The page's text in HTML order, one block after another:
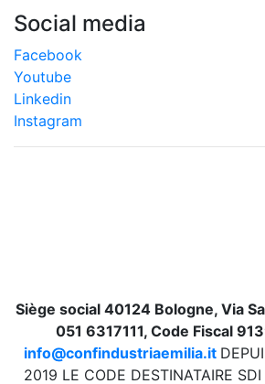
Social media
Facebook
Youtube
Linkedin
Instagram
Siège social 40124 Bologne, Via
051 6317111, Code Fiscal
info@confindustriaemilia.it
2019 LE CODE DESTINATAIRE